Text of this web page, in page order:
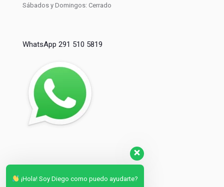
Sábados y Domingos: Cerrado
WhatsApp 291 510 5819
¡Hola! Soy Diego como puedo ayudarte?